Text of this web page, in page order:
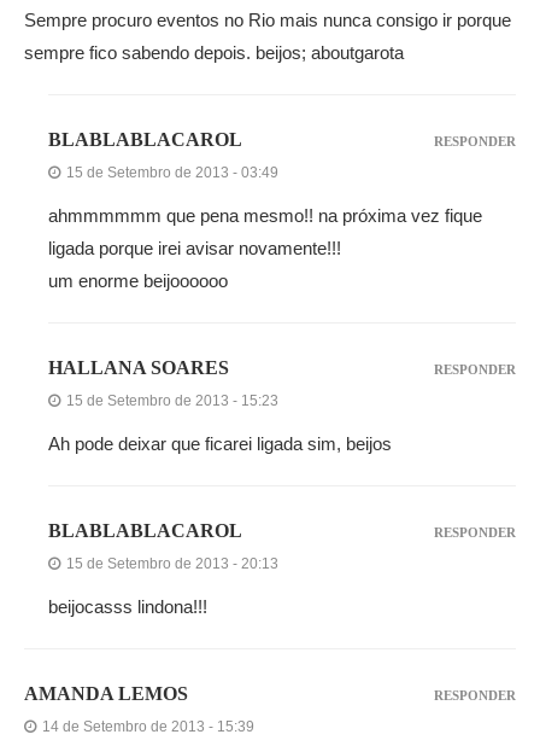
Sempre procuro eventos no Rio mais nunca consigo ir porque
sempre fico sabendo depois. beijos; aboutgarota
BLABLABLACAROL
15 de Setembro de 2013 - 03:49
ahmmmmmm que pena mesmo!! na próxima vez fique
ligada porque irei avisar novamente!!!
um enorme beijoooooo
RESPONDER
HALLANA SOARES
15 de Setembro de 2013 - 15:23
Ah pode deixar que ficarei ligada sim, beijos
RESPONDER
BLABLABLACAROL
15 de Setembro de 2013 - 20:13
beijocasss lindona!!!
RESPONDER
AMANDA LEMOS
14 de Setembro de 2013 - 15:39
RESPONDER